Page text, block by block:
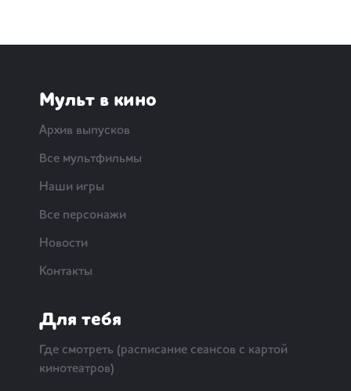
Мульт в кино
Архив выпусков
Все мультфильмы
Наши игры
Все персонажи
Новости
Контакты
Для тебя
Где смотреть (расписание сеансов с картой
кинотеатров)